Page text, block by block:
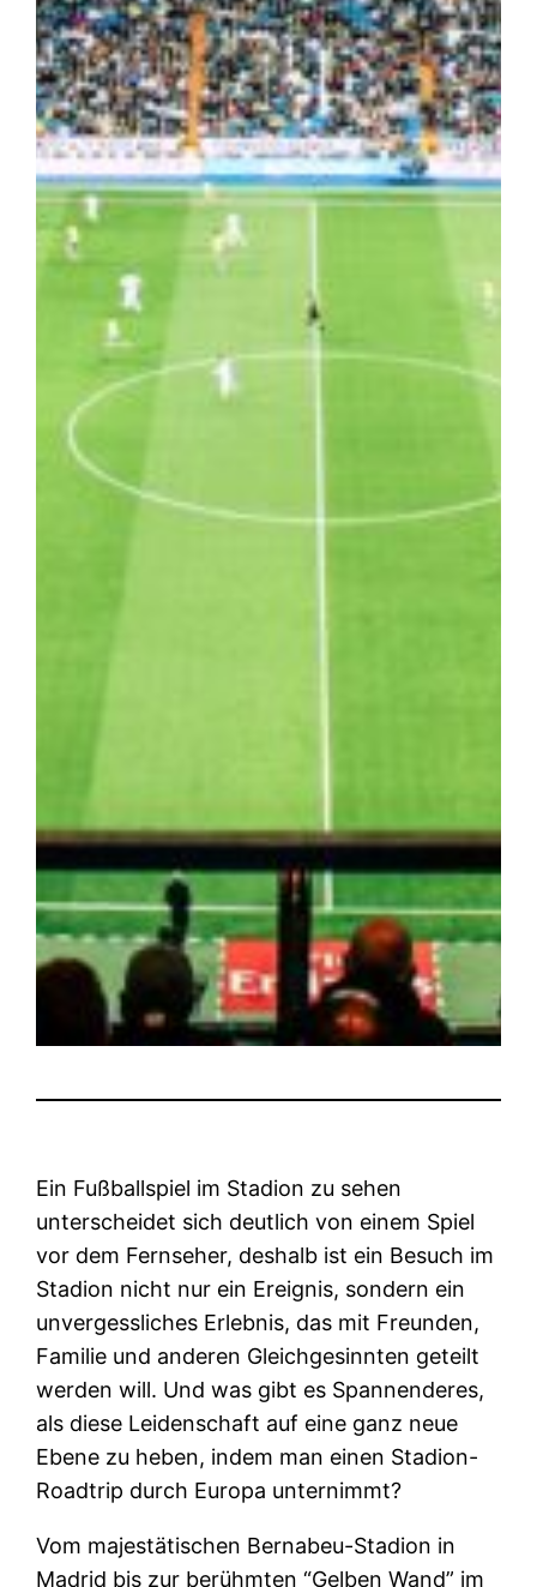
Ein Fußballspiel im Stadion zu sehen
unterscheidet sich deutlich von einem Spiel
vor dem Fernseher, deshalb ist ein Besuch im
Stadion nicht nur ein Ereignis, sondern ein
unvergessliches Erlebnis, das mit Freunden,
Familie und anderen Gleichgesinnten geteilt
werden will. Und was gibt es Spannenderes,
als diese Leidenschaft auf eine ganz neue
Ebene zu heben, indem man einen Stadion-
Roadtrip durch Europa unternimmt?
Vom majestätischen Bernabeu-Stadion in
Madrid bis zur berühmten “Gelben Wand” im